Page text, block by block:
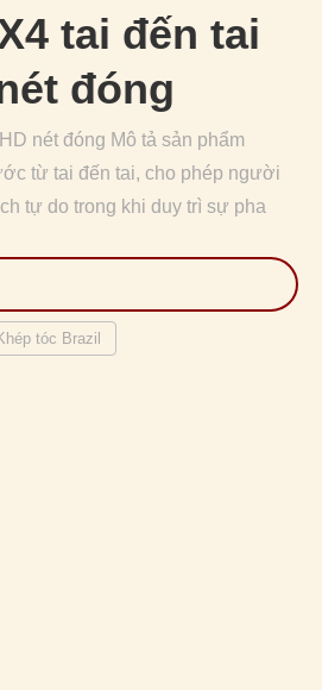
tai đến tai
đóng
nét đóng Mô tả sản phẩm
từ tai đến tai, cho phép người
tự do trong khi duy trì sự pha
tóc Brazil